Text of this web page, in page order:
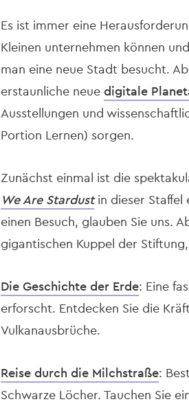
Es ist immer eine
Kleinen unternehmen können
man eine neue Stadt besucht.
erstaunliche neue digitale
Ausstellungen und
Portion Lernen) sorgen.
Zunächst einmal ist die
We Are Stardustin dieser Staffel
einen Besuch, glauben Sie uns.
gigantischen Kuppel der
Die Geschichte der Erde: Eine
erforscht. Entdecken Sie die
Vulkanausbrüche.
Reise durch die Milchstraße:
Schwarze Löcher. Tauchen Sie